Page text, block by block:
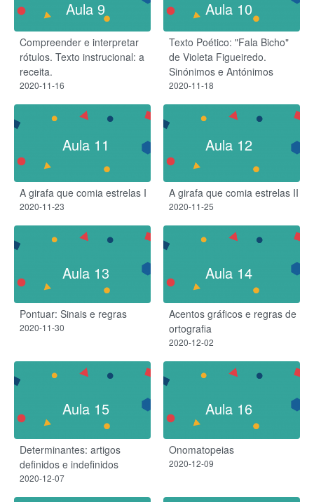
Aula 9
Compreender e interpretar
rótulos. Texto instrucional: a
receita.
2020-11-16
Aula 10
Texto Poético: "Fala Bicho"
de Violeta Figueiredo.
Sinónimos e Antónimos
2020-11-18
Aula 11
A girafa que comia estrelas I
2020-11-23
Aula 12
A girafa que comia estrelas II
2020-11-25
Aula 13
Pontuar: Sinais e regras
2020-11-30
Aula 14
Acentos gráficos e regras de
ortografia
2020-12-02
Aula 15
Determinantes: artigos
definidos e indefinidos
2020-12-07
Aula 16
Onomatopeias
2020-12-09